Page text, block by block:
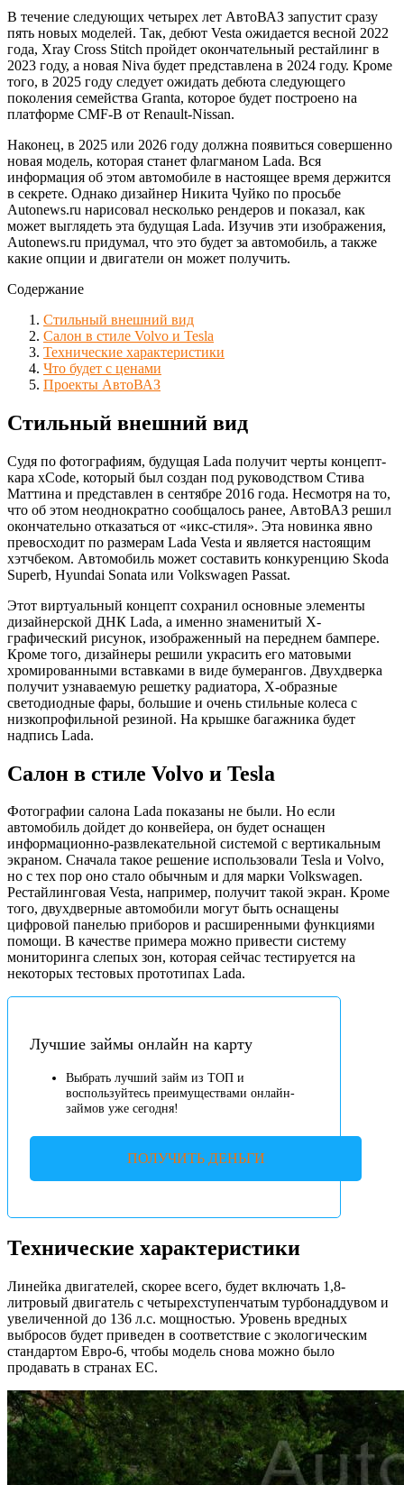
В течение следующих четырех лет АвтоВАЗ запустит сразу
пять новых моделей. Так, дебют Vesta ожидается весной 2022
года, Xray Cross Stitch пройдет окончательный рестайлинг в
2023 году, а новая Niva будет представлена в 2024 году. Кроме
того, в 2025 году следует ожидать дебюта следующего
поколения семейства Granta, которое будет построено на
платформе CMF-B от Renault-Nissan.
Наконец, в 2025 или 2026 году должна появиться совершенно
новая модель, которая станет флагманом Lada. Вся
информация об этом автомобиле в настоящее время держится
в секрете. Однако дизайнер Никита Чуйко по просьбе
Autonews.ru нарисовал несколько рендеров и показал, как
может выглядеть эта будущая Lada. Изучив эти изображения,
Autonews.ru придумал, что это будет за автомобиль, а также
какие опции и двигатели он может получить.
Содержание
Стильный внешний вид
Салон в стиле Volvo и Tesla
Технические характеристики
Что будет с ценами
Проекты АвтоВАЗ
Стильный внешний вид
Судя по фотографиям, будущая Lada получит черты концепт-
кара xCode, который был создан под руководством Стива
Маттина и представлен в сентябре 2016 года. Несмотря на то,
что об этом неоднократно сообщалось ранее, АвтоВАЗ решил
окончательно отказаться от «икс-стиля». Эта новинка явно
превосходит по размерам Lada Vesta и является настоящим
хэтчбеком. Автомобиль может составить конкуренцию Skoda
Superb, Hyundai Sonata или Volkswagen Passat.
Этот виртуальный концепт сохранил основные элементы
дизайнерской ДНК Lada, а именно знаменитый X-
графический рисунок, изображенный на переднем бампере.
Кроме того, дизайнеры решили украсить его матовыми
хромированными вставками в виде бумерангов. Двухдверка
получит узнаваемую решетку радиатора, X-образные
светодиодные фары, большие и очень стильные колеса с
низкопрофильной резиной. На крышке багажника будет
надпись Lada.
Салон в стиле Volvo и Tesla
Фотографии салона Lada показаны не были. Но если
автомобиль дойдет до конвейера, он будет оснащен
информационно-развлекательной системой с вертикальным
экраном. Сначала такое решение использовали Tesla и Volvo,
но с тех пор оно стало обычным и для марки Volkswagen.
Рестайлинговая Vesta, например, получит такой экран. Кроме
того, двухдверные автомобили могут быть оснащены
цифровой панелью приборов и расширенными функциями
помощи. В качестве примера можно привести систему
мониторинга слепых зон, которая сейчас тестируется на
некоторых тестовых прототипах Lada.
Лучшие займы онлайн на карту
Выбрать лучший займ из ТОП и
воспользуйтесь преимуществами онлайн-
займов уже сегодня!
ПОЛУЧИТЬ ДЕНЬГИ
Технические характеристики
Линейка двигателей, скорее всего, будет включать 1,8-
литровый двигатель с четырехступенчатым турбонаддувом и
увеличенной до 136 л.с. мощностью. Уровень вредных
выбросов будет приведен в соответствие с экологическим
стандартом Евро-6, чтобы модель снова можно было
продавать в странах ЕС.